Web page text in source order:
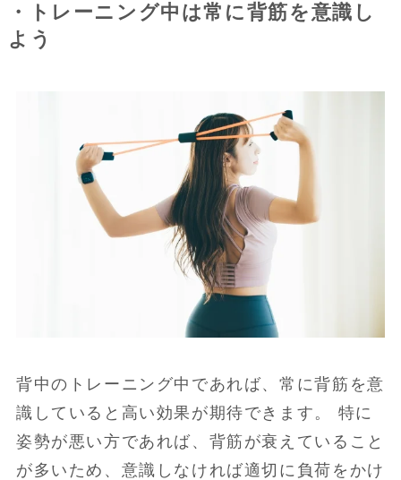
・トレーニング中は常に背筋を意識し
よう
背中のトレーニング中であれば、常に背筋を意
識していると高い効果が期待できます。 特に
姿勢が悪い方であれば、背筋が衰えていること
が多いため、意識しなければ適切に負荷をかけ